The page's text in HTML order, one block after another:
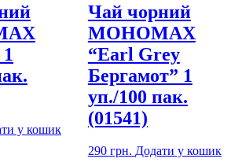
у кошик
Чай чорний
МОНОМАХ
“Earl Grey
Бергамот” 1
уп./100 пак.
(01541)
290 грн. Додати у кошик